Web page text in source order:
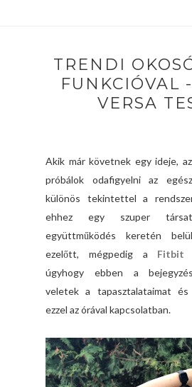
TRENDI
FUNKCIÓVAL
VERSA
Akik már követnek egy ideje,
próbálok odafigyelni az
különös tekintettel a
ehhez egy szuper
együttműködés keretén
ezelőtt, mégpedig a Fitbit
úgyhogy ebben a
veletek a tapasztalataimat és
ezzel az órával kapcsolatban.